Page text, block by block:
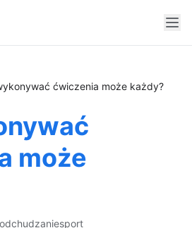
ćwiczenia może każdy?
może
odchudzaniesport